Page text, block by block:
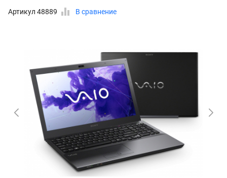
Артикул 48889 В сравнение